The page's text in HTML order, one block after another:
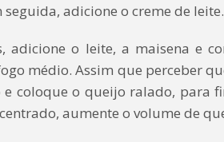
adicione o creme de
adicione o leite, a maisena e
médio. Assim que perceber
coloque o queijo ralado, para
aumente o volume de